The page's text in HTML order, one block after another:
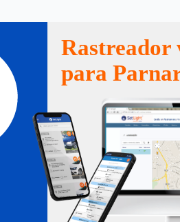
Rastreador
para